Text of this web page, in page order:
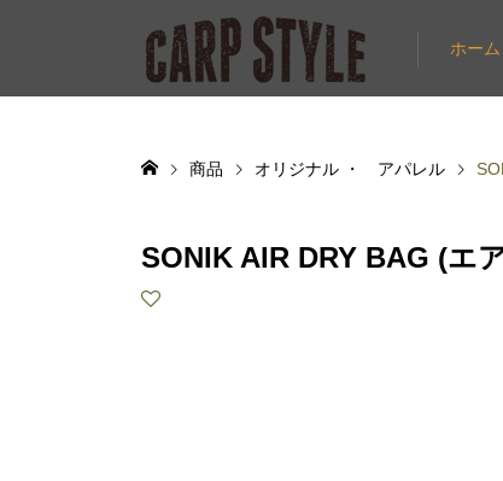
ホーム
商品 オリジナル ・ アパレル
SONIK AIR DRY BAG (エ